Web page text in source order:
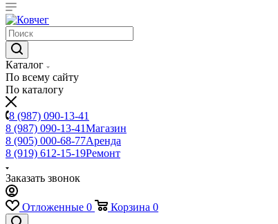
Каталог
По всему сайту
По каталогу
8 (987) 090-13-41
8 (987) 090-13-41Магазин
8 (905) 000-68-77Аренда
8 (919) 612-15-19Ремонт
Заказать звонок
Отложенные 0 Корзина 0